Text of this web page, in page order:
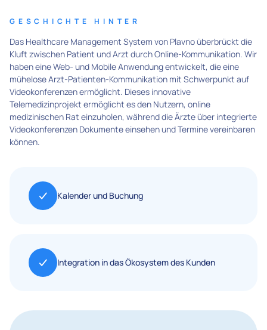
GESCHICHTE HINTER
Das Healthcare Management System von Plavno überbrückt die
Kluft zwischen Patient und Arzt durch Online-Kommunikation. Wir
haben eine Web- und Mobile Anwendung entwickelt, die eine
mühelose Arzt-Patienten-Kommunikation mit Schwerpunkt auf
Videokonferenzen ermöglicht. Dieses innovative
Telemedizinprojekt ermöglicht es den Nutzern, online
medizinischen Rat einzuholen, während die Ärzte über integrierte
Videokonferenzen Dokumente einsehen und Termine vereinbaren
können.
Kalender und Buchung
Integration in das Ökosystem des Kunden